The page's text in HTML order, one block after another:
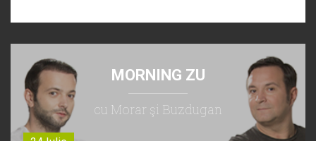
MORNING ZU
cu Morar şi Buzdugan